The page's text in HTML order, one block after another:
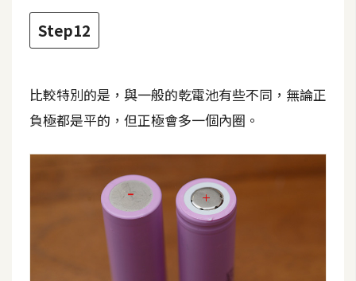
Step12
比較特別的是，與一般的乾電池有些不同，無論正
負極都是平的，但正極會多一個內圈。